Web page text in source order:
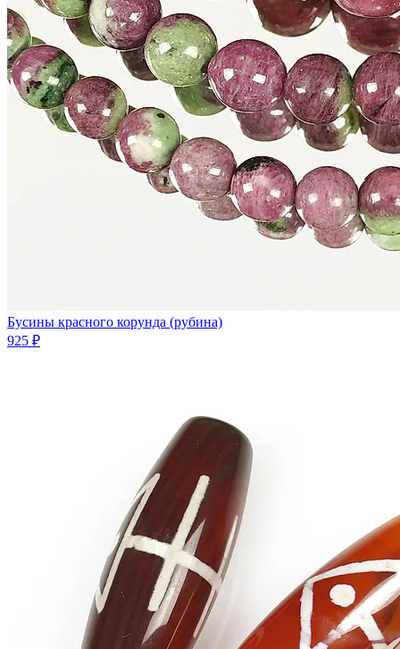
Бусины красного корунда (рубина)
925 ₽